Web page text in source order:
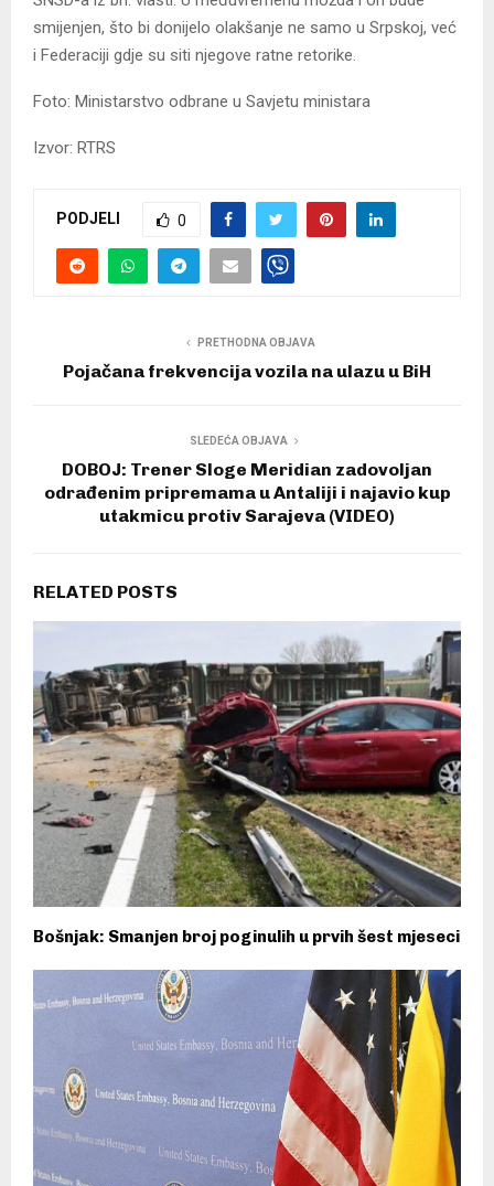
smijenjen, što bi donijelo olakšanje ne samo u Srpskoj, već
i Federaciji gdje su siti njegove ratne retorike.
Foto: Ministarstvo odbrane u Savjetu ministara
Izvor: RTRS
PODJELI 0
PRETHODNA OBJAVA
Pojačana frekvencija vozila na ulazu u BiH
SLEDEĆA OBJAVA
DOBOJ: Trener Sloge Meridian zadovoljan
odrađenim pripremama u Antaliji i najavio kup
utakmicu protiv Sarajeva (VIDEO)
RELATED POSTS
Bošnjak: Smanjen broj poginulih u prvih šest mjeseci